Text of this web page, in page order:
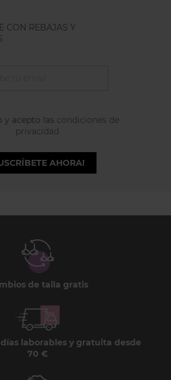
CON REBAJAS Y
y acepto las condiciones de
privacidad
AHORA!
de talla gratis
laborables y gratuita desde
70 €